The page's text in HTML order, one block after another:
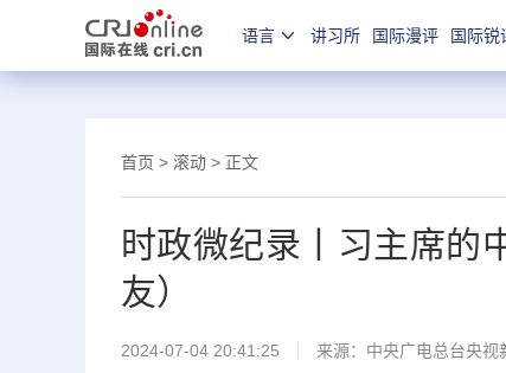
语言 讲习所 国际漫评 国际锐
首页 > 滚动 > 正文
时政微纪录丨习主席的
友）
2024-07-04 20:41:25 来源： 中央广电总台央视